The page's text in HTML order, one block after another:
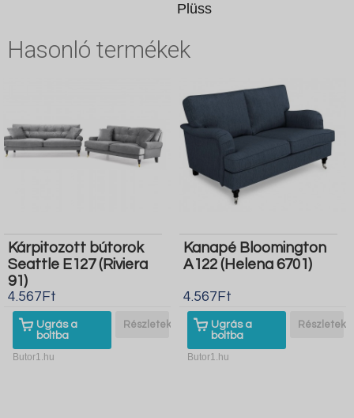
Plüss
Hasonló termékek
Kárpitozott bútorok
Seattle E127 (Riviera
91)
4.567Ft
Ugrás a
boltba
Részletek
Butor1.hu
Kanapé Bloomington
A122 (Helena 6701)
4.567Ft
Ugrás a
boltba
Részletek
Butor1.hu